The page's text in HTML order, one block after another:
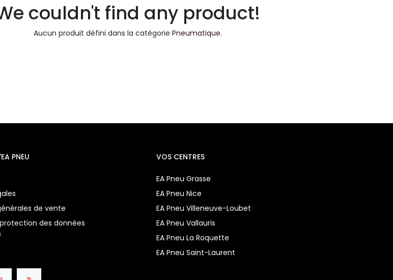
couldn't find any product!
Aucun produit défini dans la catégoriePneumatique.
VOS CENTRES
EA Pneu Grasse
EA Pneu Nice
EA Pneu Villeneuve-Loubet
EA Pneu Vallauris
EA Pneu La Roquette
EA Pneu Saint-Laurent
PNEU
de vente
des données